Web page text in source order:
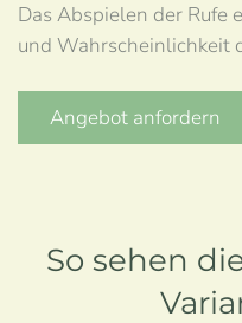
Das Abspielen der Rufe
und Wahrscheinlichkeit
Angebot anfordern
So sehen